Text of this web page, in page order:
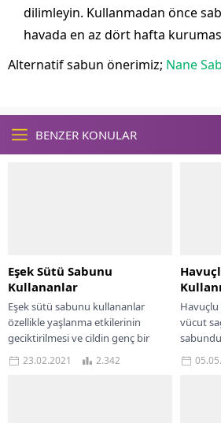
dilimleyin. Kullanmadan önce
havada en az dört hafta
Alternatif sabun önerimiz; Nane
BENZER KONULAR
Eşek Sütü Sabunu
Kullananlar
Eşek sütü sabunu kullananlar
özellikle yaşlanma etkilerinin
geciktirilmesi ve cildin genç bir
görüntüde tutulabilmesinin
sağlanması açısından bu ürüne
23.02.2021 2.342
vücut
alanı